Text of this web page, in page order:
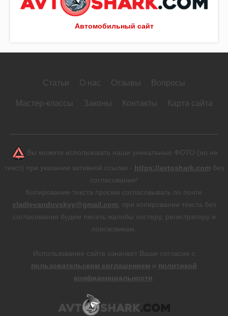
Автомобильный сайт
Статьи О нас Отзывы Вопросы
Мастер-классы Законы Контакты Карта сайта
Вы можете использовать наши уникальные ФОТО (но не
текст) при указании активной ссылки - https://avtoshark.com без
согласования!
Копирование текста просим согласовывать по почте
vladlevandovskyy@gmail.com , при копировании текста без
согласования будем писать жалобы хостеру, регистратору и
поисковикам.
Использование сайта означает Ваше согласие с
пользовательским соглашением и политикой
конфиденциальности